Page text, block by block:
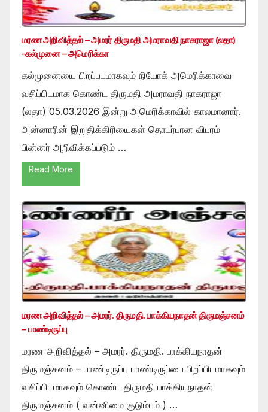
மரண அறிவித்தல் – அமரர் திருமதி அமராவதி நாகராஜா (லதா)
-கல்முனை – அமெரிக்கா
கல்முனையை பிறப்படமாகவும் நியோக் அமெரிக்காவை
வசிப்பிடமாக கொண்ட திருமதி அமராவதி நாகராஜா
(லதா) 05.03.2026 இன்று அமெரிக்காவில் காலமானார்.
அன்னாரின் இறுதிக்கிரியைகள் தொடர்பான விபரம்
பின்னர் அறிவிக்கப்படும் …
Read More
மரண அறிவித்தல் – அமரர். திருமதி. பாக்கியநாதன் திருமஞ்சனம்
– பாண்டிருப்பு
மரண அறிவித்தல் – அமரர். திருமதி. பாக்கியநாதன்
திருமஞ்சனம் – பாண்டிருப்பு பாண்டிருப்பை பிறப்பிடமாகவும்
வசிப்பிடமாகவும் கொண்ட திருமதி பாக்கியநாதன்
திருமஞ்சனம் ( வன்னிமை குடும்பம் ) …